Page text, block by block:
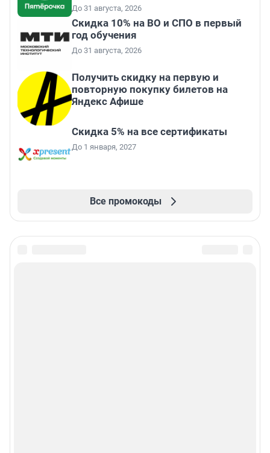
До 31 августа, 2026
Скидка 10% на ВО и СПО в первый
год обучения
До 31 августа, 2026
Получить скидку на первую и
повторную покупку билетов на
Яндекс Афише
Скидка 5% на все сертификаты
До 1 января, 2027
Все промокоды